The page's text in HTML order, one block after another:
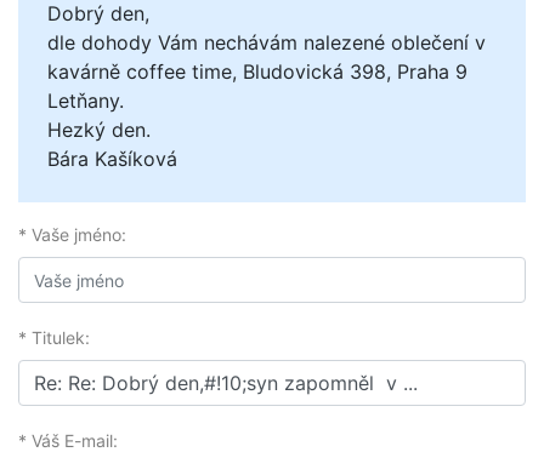
Dobrý den,
dle dohody Vám nechávám nalezené oblečení v
kavárně coffee time, Bludovická 398, Praha 9
Letňany.
Hezký den.
Bára Kašíková
* Vaše jméno:
* Titulek:
* Váš E-mail: